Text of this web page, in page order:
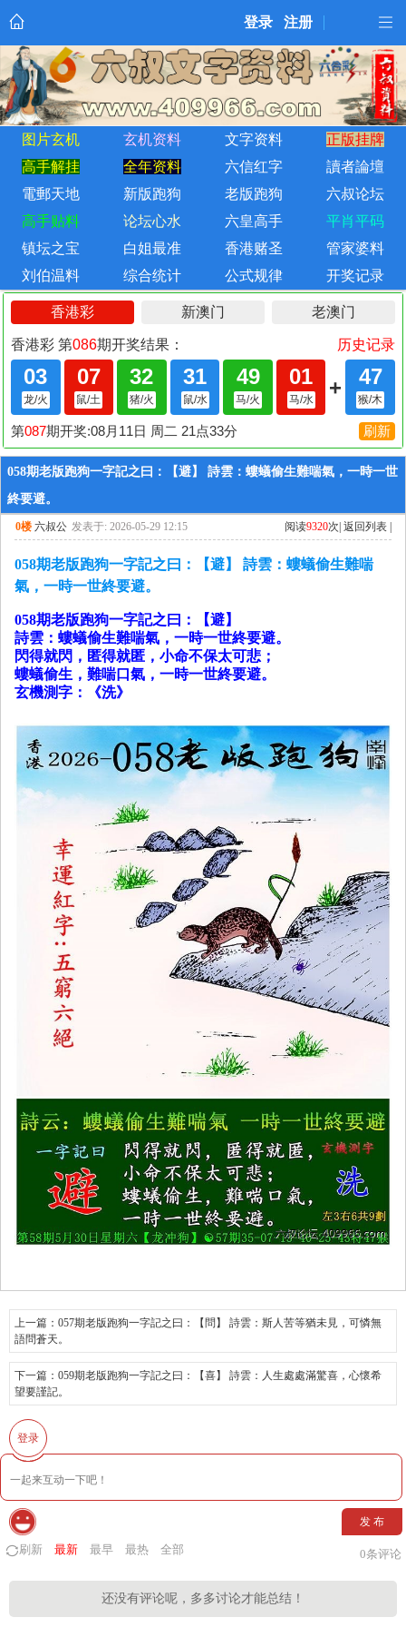
登录 注册
图片玄机 玄机资料 文字资料
正版挂牌
高手解挂
全年资料 六信红字
讀者論壇
電郵天地
新版跑狗 老版跑狗
六叔论坛
高手贴料
论坛心水 六皇高手
平肖平码
镇坛之宝
白姐最准 香港赌圣
管家婆料
刘伯温料
综合统计 公式规律 开奖记录
058期老版跑狗一字記之曰：【避】 詩雲：螻蟻偷生難喘氣，一時一世
終要避。
0楼 六叔公 发表于: 2026-05-29 12:15 阅读9320次| 返回列表
058期老版跑狗一字記之曰：【避】 詩雲：螻蟻偷生難喘
氣，一時一世終要避。
058期老版跑狗一字記之曰：【避】
詩雲：螻蟻偷生難喘氣，一時一世終要避。
閃得就閃，匿得就匿，小命不保太可悲；
螻蟻偷生，難喘口氣，一時一世終要避。
玄機測字：《洗》
上一篇： 057期老版跑狗一字記之曰：【問】 詩雲：斯人苦等猶未見，可憐無
語問蒼天。
下一篇： 059期老版跑狗一字記之曰：【喜】 詩雲：人生處處滿驚喜，心懷希
望要謹記。
登录
发 布
刷新 最新 最早 最热 全部 0条评论
还没有评论呢，多多讨论才能总结！